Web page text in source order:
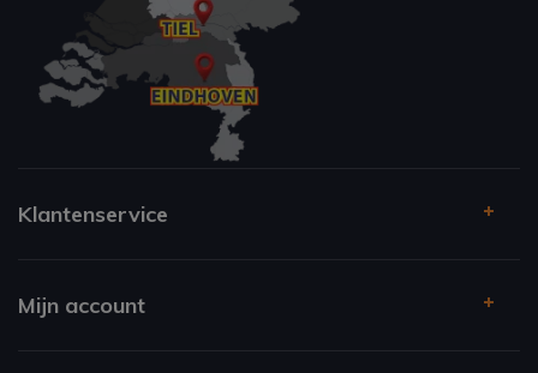
Klantenservice
Mijn account